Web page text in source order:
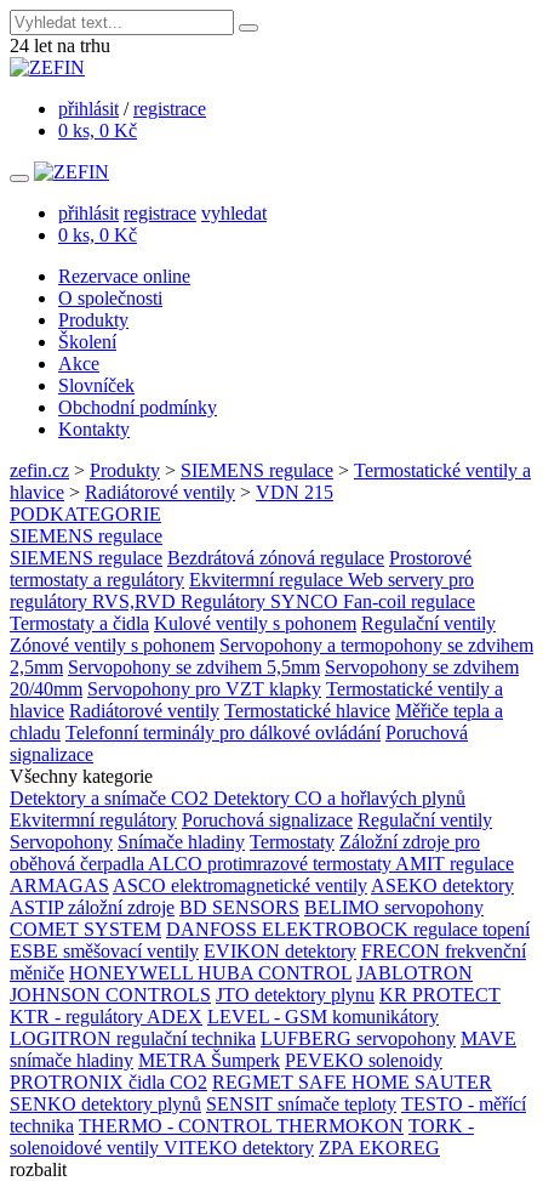
24 let na trhu
přihlásit /registrace
0 ks, 0 Kč
přihlásit registrace vyhledat
0 ks, 0 Kč
Rezervace online
O společnosti
Produkty
Školení
Akce
Slovníček
Obchodní podmínky
Kontakty
zefin.cz > Produkty > SIEMENS regulace > Termostatické ventily a
hlavice > Radiátorové ventily > VDN 215
PODKATEGORIE
SIEMENS regulace
SIEMENS regulace Bezdrátová zónová regulace Prostorové
termostaty a regulátory Ekvitermní regulace Web servery pro
regulátory RVS,RVD Regulátory SYNCO Fan-coil regulace
Termostaty a čidla Kulové ventily s pohonem Regulační ventily
Zónové ventily s pohonem Servopohony a termopohony se zdvihem
2,5mm Servopohony se zdvihem 5,5mm Servopohony se zdvihem
20/40mm Servopohony pro VZT klapky Termostatické ventily a
hlavice Radiátorové ventily Termostatické hlavice Měřiče tepla a
chladu Telefonní terminály pro dálkové ovládání Poruchová
signalizace
Všechny kategorie
Detektory a snímače CO2 Detektory CO a hořlavých plynů
Ekvitermní regulátory Poruchová signalizace Regulační ventily
Servopohony Snímače hladiny Termostaty Záložní zdroje pro
oběhová čerpadla ALCO protimrazové termostaty AMIT regulace
ARMAGAS ASCO elektromagnetické ventily ASEKO detektory
ASTIP záložní zdroje BD SENSORS BELIMO servopohony
COMET SYSTEM DANFOSS ELEKTROBOCK regulace topení
ESBE směšovací ventily EVIKON detektory FRECON frekvenční
měniče HONEYWELL HUBA CONTROL JABLOTRON
JOHNSON CONTROLS JTO detektory plynu KR PROTECT
KTR - regulátory ADEX LEVEL - GSM komunikátory
LOGITRON regulační technika LUFBERG servopohony MAVE
snímače hladiny METRA Šumperk PEVEKO solenoidy
PROTRONIX čidla CO2 REGMET SAFE HOME SAUTER
SENKO detektory plynů SENSIT snímače teploty TESTO - měřící
technika THERMO - CONTROL THERMOKON TORK -
solenoidové ventily VITEKO detektory ZPA EKOREG
rozbalit